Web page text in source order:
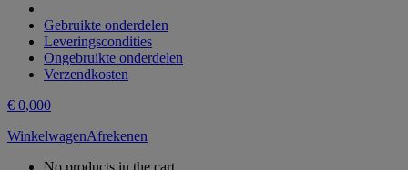
Gebruikte onderdelen
Leveringscondities
Ongebruikte onderdelen
Verzendkosten
€ 0,000
WinkelwagenAfrekenen
No products in the cart.